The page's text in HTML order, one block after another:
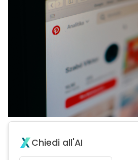
Chiedi all'AI